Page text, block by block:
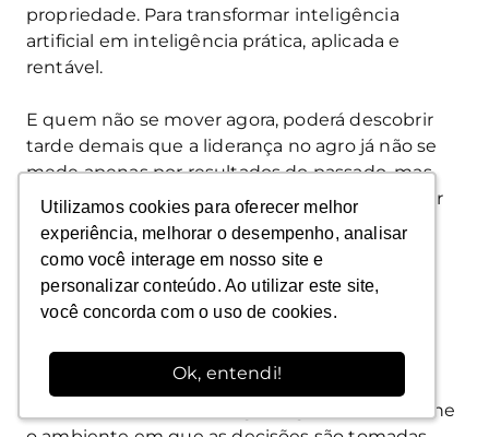
Utilizamos cookies para oferecer melhor
experiência, melhorar o desempenho, analisar
como você interage em nosso site e
personalizar conteúdo. Ao utilizar este site,
você concorda com o uso de cookies.
Ok, entendi!
Utilizamos cookies para oferecer melhor
experiência, melhorar o desempenho, analisar
como você interage em nosso site e
personalizar conteúdo. Ao utilizar este site,
você concorda com o uso de cookies.
Ok, entendi!
propriedade. Para transformar inteligência
artificial em inteligência prática, aplicada e
rentável.
E quem não se mover agora, poderá descobrir
tarde demais que a liderança no agro já não se
mede apenas por resultados do passado, mas
pela capacidade de aprender, adaptar e decidir
com inteligência aumentada no presente.
A corrida pela Superinteligência não é um
movimento isolado do agronegócio, ela redefine